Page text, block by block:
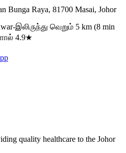
Bunga Raya, 81700 Masai, Johor
இலிருந்து வெறும் 5 km (8 min
4.9★
quality healthcare to the Johor